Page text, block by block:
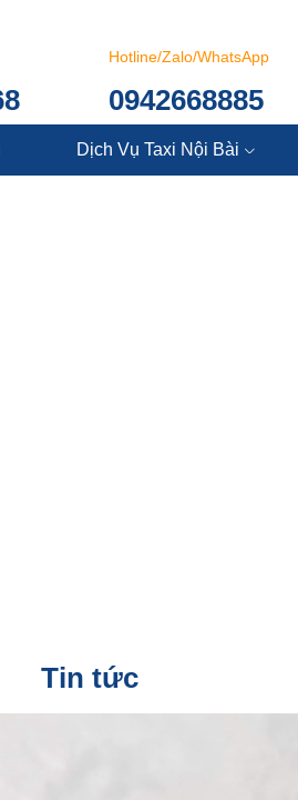
Hotline/Zalo/WhatsApp
0942668885
Dịch Vụ Taxi Nội Bài
Tin tức